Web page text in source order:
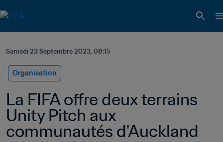
Samedi 23 Septembre 2023, 08:15
Organisation
La FIFA offre deux terrains
Unity Pitch aux
communautés d'Auckland